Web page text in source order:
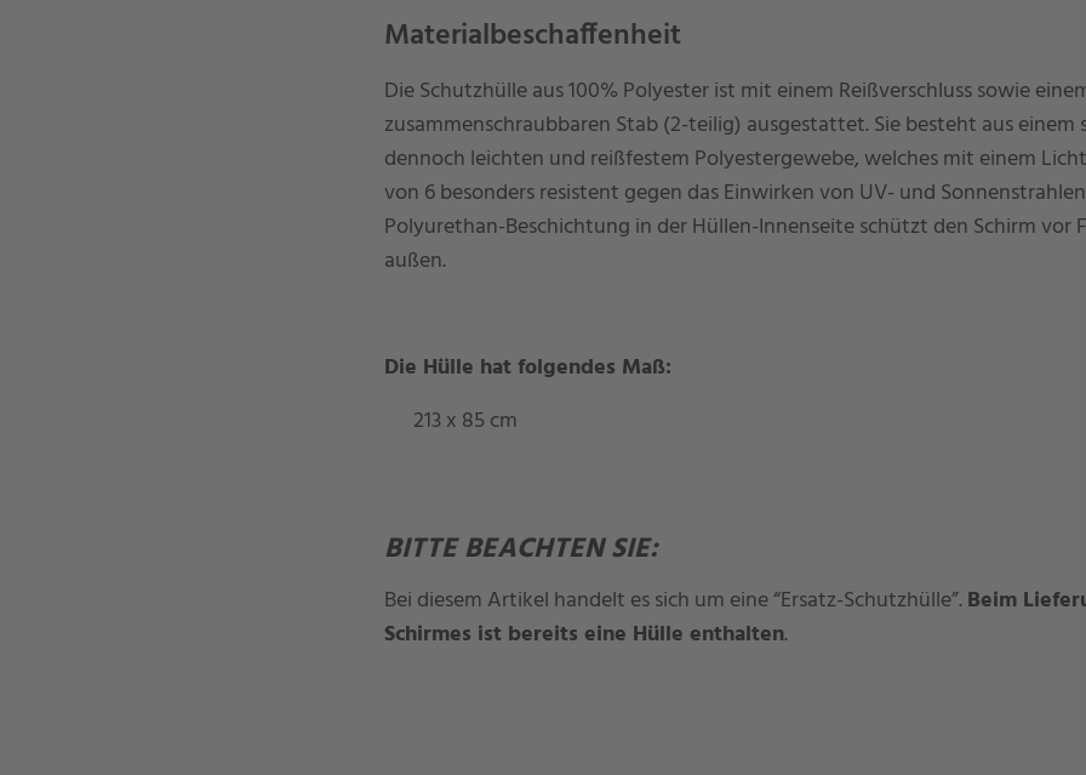
Materialbeschaffenheit
Die Schutzhülle aus 100% Polyester ist mit einem Reißverschluss sowie
zusammenschraubbaren Stab (2-teilig) ausgestattet. Sie besteht aus einem
dennoch leichten und reißfestem Polyestergewebe, welches mit einem
von 6 besonders resistent gegen das Einwirken von UV- und
Polyurethan-Beschichtung in der Hüllen-Innenseite schützt den Schirm vor
außen.
Die Hülle hat folgendes Maß:
213 x 85 cm
BITTE BEACHTEN SIE:
Bei diesem Artikel handelt es sich um eine “Ersatz-Schutzhülle”.Beim
Schirmes ist bereits eine Hülle enthalten.